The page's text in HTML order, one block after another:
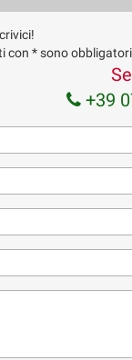
con * sono
+39